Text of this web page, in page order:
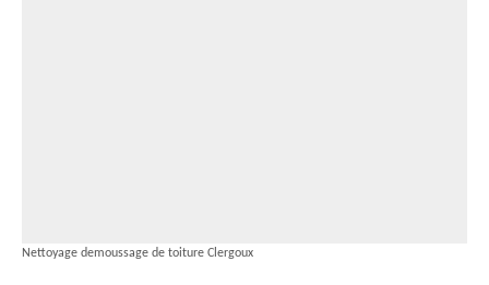
Nettoyage demoussage de toiture Clergoux